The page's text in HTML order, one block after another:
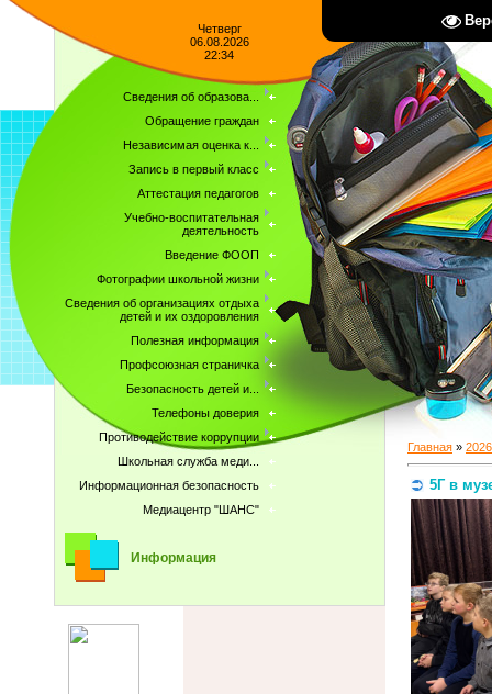
Четверг
06.08.2026
22:34
Сведения об образова...
Обращение граждан
Независимая оценка к...
Запись в первый класс
Аттестация педагогов
Учебно-воспитательная
деятельность
Введение ФООП
Фотографии школьной жизни
Сведения об организациях отдыха
детей и их оздоровления
Полезная информация
Профсоюзная страничка
Безопасность детей и...
Телефоны доверия
Противодействие коррупции
Школьная служба меди...
Информационная безопасность
Медиацентр "ШАНС"
Информация
Главная » 2026
5Г в